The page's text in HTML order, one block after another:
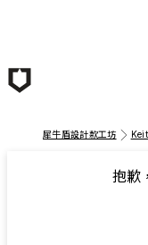
犀牛盾設計款工坊
抱歉